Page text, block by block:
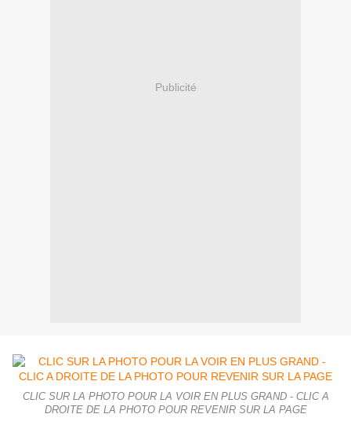
Publicité
CLIC SUR LA PHOTO POUR LA VOIR EN PLUS GRAND - CLIC A
DROITE DE LA PHOTO POUR REVENIR SUR LA PAGE